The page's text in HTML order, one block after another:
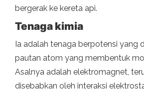
bergerak ke kereta api.
Tenaga kimia
Ia adalah tenaga berpotensi yang
pautan atom yang membentuk
Asalnya adalah elektromagnet,
disebabkan oleh interaksi